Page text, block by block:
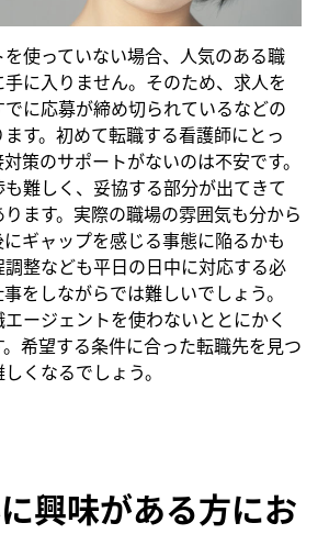
使っていない場合、人気のある職
に入りません。そのため、求人を
でに応募が締め切られているなどの
す。初めて転職する看護師にとっ
策のサポートがないのは不安です。
難しく、妥協する部分が出てきて
ます。実際の職場の雰囲気も分から
ギャップを感じる事態に陥るかも
調整なども平日の日中に対応する必
をしながらでは難しいでしょう。
ージェントを使わないととにかく
希望する条件に合った転職先を見つ
くなるでしょう。
興味がある方にお